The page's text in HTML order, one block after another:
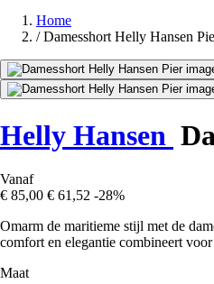
Home
/ Damesshort Helly Hansen
Helly Hansen
Vanaf
€ 85,00 € 61,52 -28%
Omarm de maritieme stijl met de
comfort en elegantie combineert
Maat